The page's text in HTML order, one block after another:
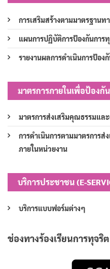
การเสริมสร้างตามมาตรฐานท
แผนการปฏิบัติการป้องกันการ
รายงานผลการดำเนินการป้อง
มาตรการภายในเพื่อป้องกั
มาตรการส่งเสริมคุณธรรมแล
การดำเนินการตามมาตรการ
ภายในหน่วยงาน
บริการประชาชน (E-
บริการแบบฟอร์มต่างๆ
ช่องทางร้องเรียนการทุจริต